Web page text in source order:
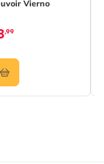
un emplacement
un endroit
charbonnière,
Pinson, Verdier,
Moineau
Vierno
,99